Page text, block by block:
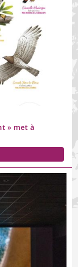
» met à
organisait à la
une soirée de
Reine des Alpes ».